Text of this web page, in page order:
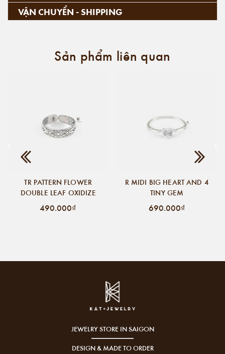
VẬN CHUYỂN - SHIPPING
Sản phẩm liên quan
TR PATTERN FLOWER
DOUBLE LEAF OXIDIZE
490.000₫
R MIDI BIG HEART AND 4
TINY GEM
690.000₫
JEWELRY STORE IN SAIGON
DESIGN & MADE TO ORDER